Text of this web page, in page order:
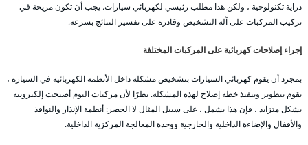
دراية تكنولوجية ، ولكن هذا مطلب رئيسي لكهربائي سيارات. يجب أن تكون مريحة في
تركيب المركبات على آلة التشخيص وقادرة على تفسير النتائج بسرعة.
إجراء إصلاحات كهربائية على المركبات المختلفة
بمجرد أن يقوم كهربائي السيارات بتشخيص مشكلة داخل الأنظمة الكهربائية في السيارة ،
يقوم بتطوير وتنفيذ خطة إصلاح لهذه المشكلة. نظرًا لأن مركبات اليوم أصبحت إلكترونية
بشكل متزايد ، فإن هذا يشمل ، على سبيل المثال لا الحصر: أنظمة الإنذار والنوافذ
والأقفال والإضاءة الداخلية والخارجية ووحدة المعالجة المركزية الداخلية.